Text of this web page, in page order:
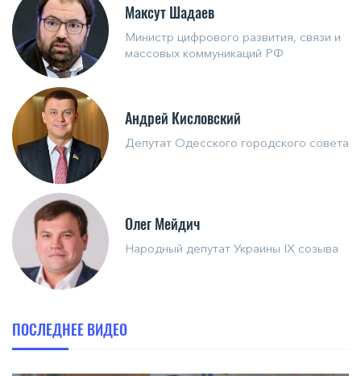
Максут Шадаев
Министр цифрового развития, связи и
массовых коммуникаций РФ
Андрей Кисловский
Депутат Одесского городского совета
Олег Мейдич
Народный депутат Украины IX созыва
ПОСЛЕДНЕЕ ВИДЕО